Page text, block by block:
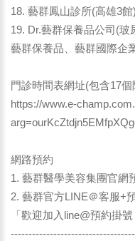
18. 藝群鳳山診所(高雄3館)
19. Dr.藝群保養品公司(玻
藝群保養品、藝群國際企
門診時間表網址(包含17個
https://www.e-
網路預約
1. 藝群醫學美容集團官網
2. 藝群官方LINE＠客服+
「歡迎加入line@預約掛